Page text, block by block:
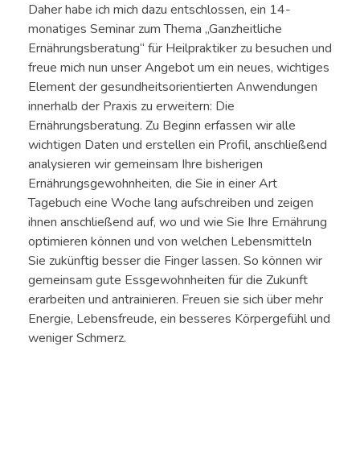
Daher habe ich mich dazu entschlossen, ein 14-
monatiges Seminar zum Thema „Ganzheitliche
Ernährungsberatung“ für Heilpraktiker zu besuchen und
freue mich nun unser Angebot um ein neues, wichtiges
Element der gesundheitsorientierten Anwendungen
innerhalb der Praxis zu erweitern: Die
Ernährungsberatung. Zu Beginn erfassen wir alle
wichtigen Daten und erstellen ein Profil, anschließend
analysieren wir gemeinsam Ihre bisherigen
Ernährungsgewohnheiten, die Sie in einer Art
Tagebuch eine Woche lang aufschreiben und zeigen
ihnen anschließend auf, wo und wie Sie Ihre Ernährung
optimieren können und von welchen Lebensmitteln
Sie zukünftig besser die Finger lassen. So können wir
gemeinsam gute Essgewohnheiten für die Zukunft
erarbeiten und antrainieren. Freuen sie sich über mehr
Energie, Lebensfreude, ein besseres Körpergefühl und
weniger Schmerz.